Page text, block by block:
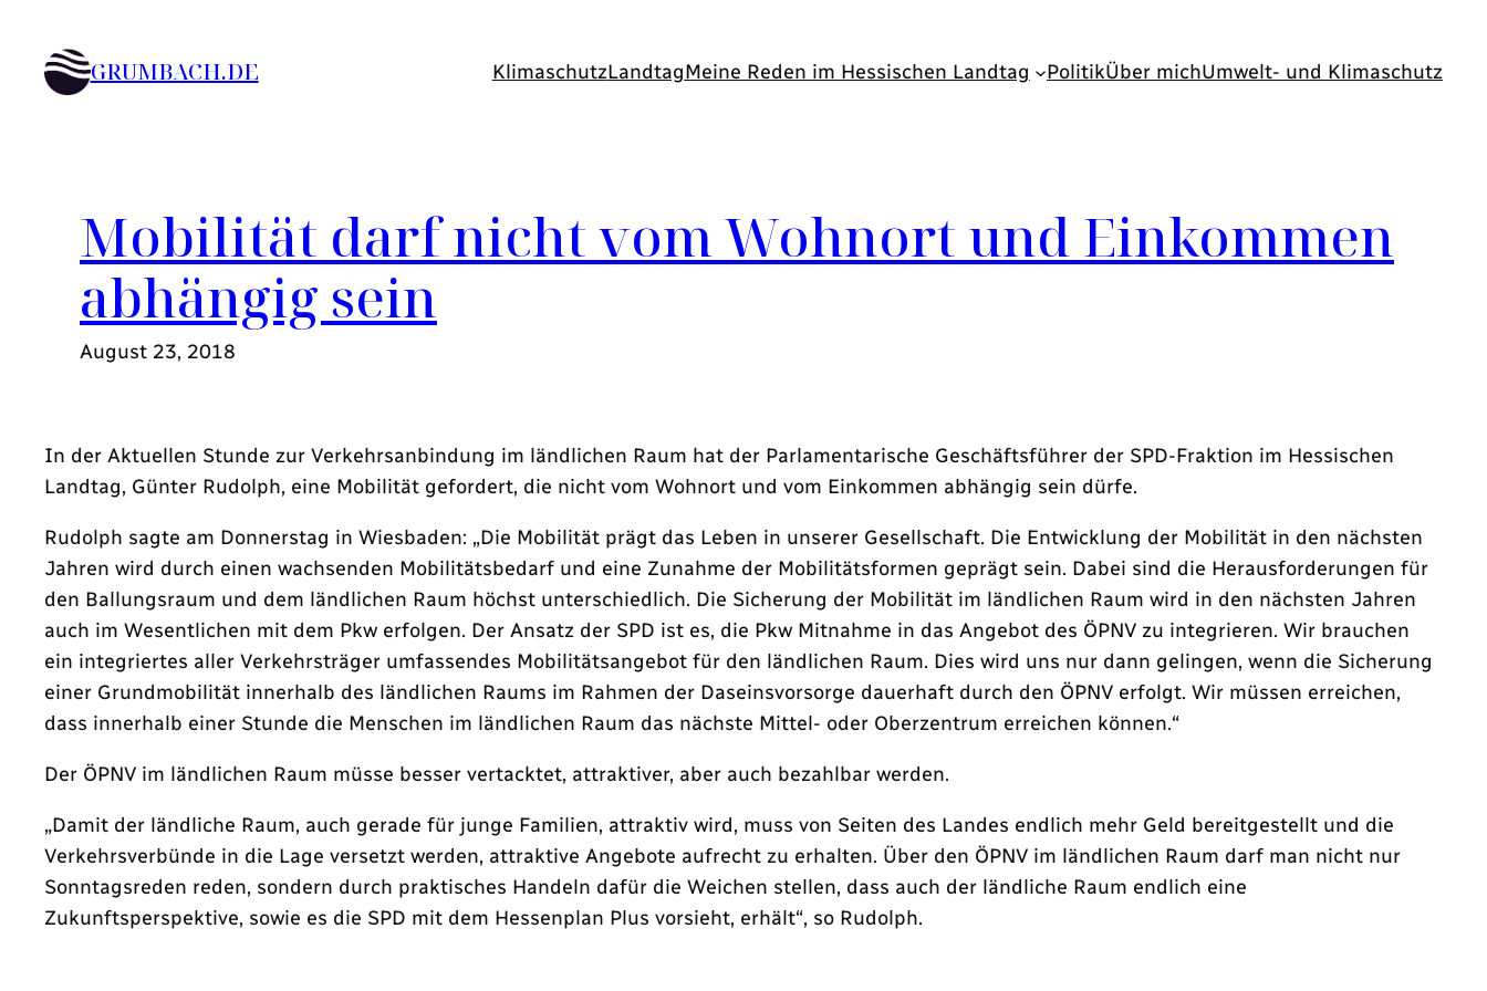
Inhalt
springenGRUMBACH.DE KlimaschutzLandtagMeine Reden im Hessischen Landtag PolitikÜber michUmwelt- und Klimaschutz
Mobilität darf nicht vom Wohnort und Einkommen
abhängig sein
August 23, 2018
In der Aktuellen Stunde zur Verkehrsanbindung im ländlichen Raum hat der Parlamentarische Geschäftsführer der SPD-Fraktion im Hessischen
Landtag, Günter Rudolph, eine Mobilität gefordert, die nicht vom Wohnort und vom Einkommen abhängig sein dürfe.
Rudolph sagte am Donnerstag in Wiesbaden: „Die Mobilität prägt das Leben in unserer Gesellschaft. Die Entwicklung der Mobilität in den nächsten
Jahren wird durch einen wachsenden Mobilitätsbedarf und eine Zunahme der Mobilitätsformen geprägt sein. Dabei sind die Herausforderungen für
den Ballungsraum und dem ländlichen Raum höchst unterschiedlich. Die Sicherung der Mobilität im ländlichen Raum wird in den nächsten Jahren
auch im Wesentlichen mit dem Pkw erfolgen. Der Ansatz der SPD ist es, die Pkw Mitnahme in das Angebot des ÖPNV zu integrieren. Wir brauchen
ein integriertes aller Verkehrsträger umfassendes Mobilitätsangebot für den ländlichen Raum. Dies wird uns nur dann gelingen, wenn die Sicherung
einer Grundmobilität innerhalb des ländlichen Raums im Rahmen der Daseinsvorsorge dauerhaft durch den ÖPNV erfolgt. Wir müssen erreichen,
dass innerhalb einer Stunde die Menschen im ländlichen Raum das nächste Mittel- oder Oberzentrum erreichen können.“
Der ÖPNV im ländlichen Raum müsse besser vertacktet, attraktiver, aber auch bezahlbar werden.
„Damit der ländliche Raum, auch gerade für junge Familien, attraktiv wird, muss von Seiten des Landes endlich mehr Geld bereitgestellt und die
Verkehrsverbünde in die Lage versetzt werden, attraktive Angebote aufrecht zu erhalten. Über den ÖPNV im ländlichen Raum darf man nicht nur
Sonntagsreden reden, sondern durch praktisches Handeln dafür die Weichen stellen, dass auch der ländliche Raum endlich eine
Zukunftsperspektive, sowie es die SPD mit dem Hessenplan Plus vorsieht, erhält“, so Rudolph.